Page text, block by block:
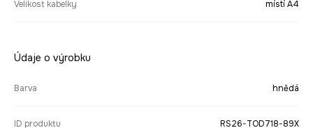
Velikost kabelky místí A4
Údaje o výrobku
Barva hnědá
ID produktu RS26-TOD718-89X